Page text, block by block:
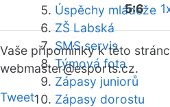
Úspěchy mládeže
ZŠ Labská
SMS servis
Týmová fota
Zápasy juniorů
Zápasy dorostu
5:6
Vaše připomínky k této
webmaster@esports.cz.
Tweet